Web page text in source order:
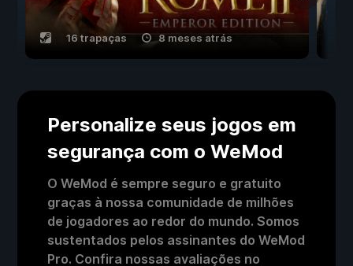
16 trapaças 8 meses atrás
Personalize seus jogos em
segurança com o WeMod
O WeMod é sempre seguro e gratuito
graças à nossa comunidade de milhões
de jogadores ao redor do mundo. Somos
sustentados pelos assinantes do WeMod
Pro. Confira nossas avaliações no